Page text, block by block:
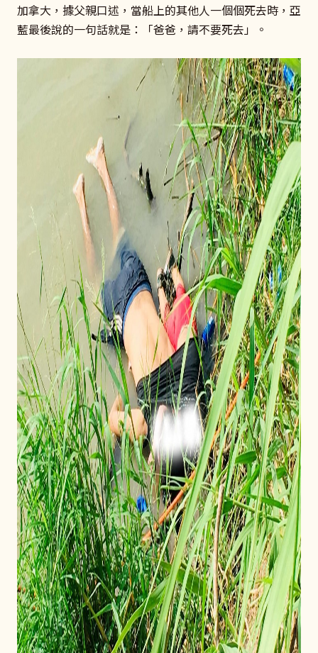
加拿大，據父親口述，當船上的其他人一個個死去時，亞
藍最後說的一句話就是：「爸爸，請不要死去」。